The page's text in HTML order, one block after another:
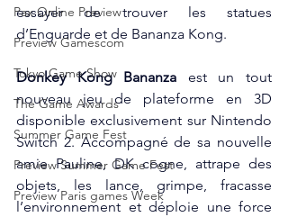
Pax Online Preview
Preview Gamescom
Tokyo Game Show
The Game Awards
Summer Game Fest
Preview Summer Game Fest
Preview Paris games Week
essayer de trouver les statues
d’Enguarde et de Bananza Kong.
Donkey Kong Bananza est un tout
nouveau jeu de plateforme en 3D
disponible exclusivement sur Nintendo
Switch 2. Accompagné de sa nouvelle
amie Pauline, DK cogne, attrape des
objets, les lance, grimpe, fracasse
l’environnement et déploie une force